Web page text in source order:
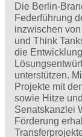
Die Berlin-
Federführung
inzwischen
und Think
die
unterstützen.
Projekte mit
sowie Hitze
Senatskanzlei
Förderung